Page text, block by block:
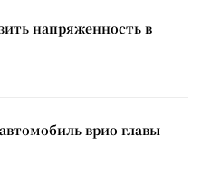
напряженность в
врио главы